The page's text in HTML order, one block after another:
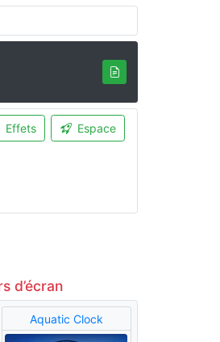
Effets Espace
d’écran
Aquatic Clock